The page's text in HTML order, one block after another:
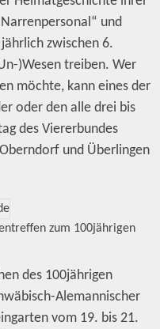
und
zwischen 6.
)Wesen treiben. Wer
möchte, kann eines der
oder den alle drei bis
des Viererbundes
und Überlingen
zum 100jährigen
des 100jährigen
Alemannischer
vom 19. bis 21.